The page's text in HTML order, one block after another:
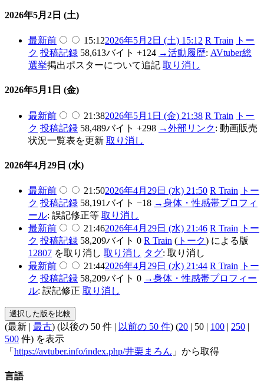
2026年5月2日 (土)
最新前 15:122026年5月2日 (土) 15:12 R Train
トー
ク 投稿記録 58,613バイト +124 →活動履歴: AVtuber総
選挙掲出ポスターについて追記 取り消し
2026年5月1日 (金)
最新前 21:382026年5月1日 (金) 21:38 R Train
トー
ク 投稿記録 58,489バイト +298 →外部リンク: 動画販売
状況一覧表を更新 取り消し
2026年4月29日 (水)
最新前 21:502026年4月29日 (水) 21:50 R Train
トー
ク 投稿記録 58,191バイト −18 →身体・性感帯プロフィ
ール: 誤記修正等 取り消し
最新前 21:462026年4月29日 (水) 21:46 R Train
トー
ク 投稿記録 58,209バイト 0 R Train ( トーク) による版
12807 を取り消し 取り消し タグ: 取り消し
最新前 21:442026年4月29日 (水) 21:44 R Train
トー
ク 投稿記録 58,209バイト 0 →身体・性感帯プロフィー
ル: 誤記修正 取り消し
(最新 | 最古) (以後の 50 件 | 以前の 50 件) (20 | 50 | 100 | 250 |
500 件) を表示
「 https://avtuber.info/index.php/井栗まろん 」から取得
言語